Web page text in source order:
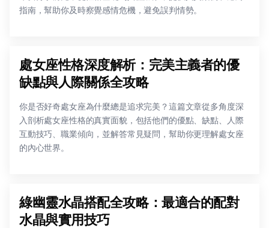
指南，幫助你及時察覺感情危機，避免誤判情勢。
處女座性格深度解析：完美主義者的優
缺點與人際關係全攻略
你是否好奇處女座為什麼總是追求完美？這篇文章從多角度深
入剖析處女座性格的真實面貌，包括他們的優點、缺點、人際
互動技巧、職業傾向，並解答常見疑問，幫助你更理解處女座
的內心世界。
綠幽靈水晶搭配全攻略：最適合的配對
水晶與實用技巧